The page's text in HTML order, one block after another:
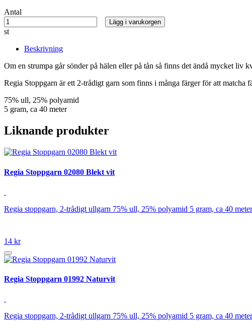
Antal
st
Lägg i varukorgen
Beskrivning
Om en strumpa går sönder på hälen eller på tån så finns det ändå mycket liv
Regia Stoppgarn är ett 2-trådigt garn som finns i många färger för att matcha
75% ull, 25% polyamid
5 gram, ca 40 meter
Liknande produkter
Regia Stoppgarn 02080 Blekt vit
Regia stoppgarn, 2-trådigt ullgarn 75% ull, 25% polyamid 5 gram, ca 40 meter
14 kr
Regia Stoppgarn 01992 Naturvit
Regia stoppgarn, 2-trådigt ullgarn 75% ull, 25% polyamid 5 gram, ca 40 meter